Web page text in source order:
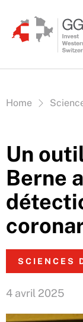
Vous êtes ici:
Home
Un
Berne
SCIENCES
4 avril 2025